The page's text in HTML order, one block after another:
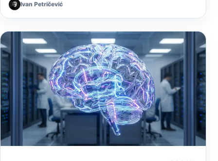
Ivan Petričević